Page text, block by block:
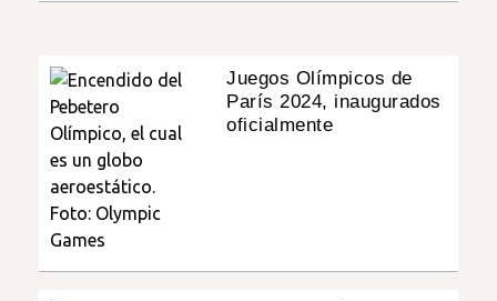
Juegos Olímpicos de
París 2024, inaugurados
oficialmente